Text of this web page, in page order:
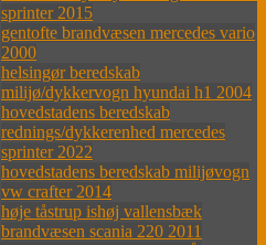
sprinter 2015
gentofte brandvæsen mercedes vario
2000
helsingør beredskab
milijø/dykkervogn hyundai h1 2004
hovedstadens beredskab
rednings/dykkerenhed mercedes
sprinter 2022
hovedstadens beredskab milijøvogn
vw crafter 2014
høje tåstrup ishøj vallensbæk
brandvæsen scania 220 2011